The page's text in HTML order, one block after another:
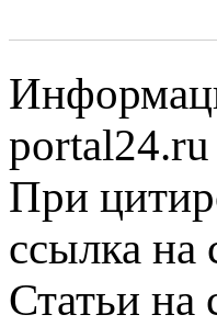
При
ссылка на
Статьи на